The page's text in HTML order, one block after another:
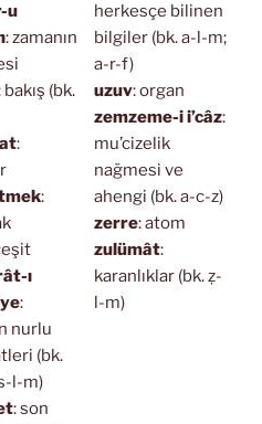
u
: zamanın
bakış (bk.
:
:
ı
:
nurlu
(bk.
l-m)
: son
herkesçe bilinen
bilgiler (bk. a-l-m;
a-r-f)
uzuv: organ
zemzeme-i i’câz:
mu’cizelik
nağmesi ve
ahengi (bk. a-c-z)
zerre: atom
zulümât:
karanlıklar (bk. ẓ-
l-m)